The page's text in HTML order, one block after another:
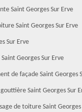
Saint Georges Sur Erve
Saint Georges Sur Erve
Sur Erve
Georges Sur Erve
de façade Saint Georges
Saint Georges Sur
de toiture Saint Georges